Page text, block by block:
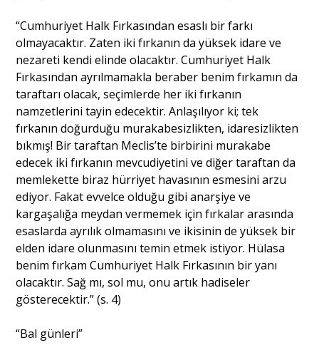
“Cumhuriyet Halk Fırkasından esaslı bir farkı
olmayacaktır. Zaten iki fırkanın da yüksek idare ve
nezareti kendi elinde olacaktır. Cumhuriyet Halk
Fırkasından ayrılmamakla beraber benim fırkamın da
taraftarı olacak, seçimlerde her iki fırkanın
namzetlerini tayin edecektir. Anlaşılıyor ki; tek
fırkanın doğurduğu murakabesizlikten, idaresizlikten
bıkmış! Bir taraftan Meclis’te birbirini murakabe
edecek iki fırkanın mevcudiyetini ve diğer taraftan da
memlekette biraz hürriyet havasının esmesini arzu
ediyor. Fakat evvelce olduğu gibi anarşiye ve
kargaşalığa meydan vermemek için fırkalar arasında
esaslarda ayrılık olmamasını ve ikisinin de yüksek bir
elden idare olunmasını temin etmek istiyor. Hülasa
benim fırkam Cumhuriyet Halk Fırkasının bir yanı
olacaktır. Sağ mı, sol mu, onu artık hadiseler
gösterecektir.” (s. 4)
“Bal günleri”